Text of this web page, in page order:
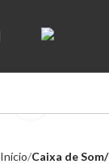
Início Caixa de